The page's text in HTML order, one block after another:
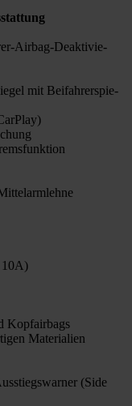
Air­­bag-Deak­­ti­­vie­
mit Bei­fah­rer­spie­
10A)
Kopf­air­bags
Mate­ria­li­en
(Side